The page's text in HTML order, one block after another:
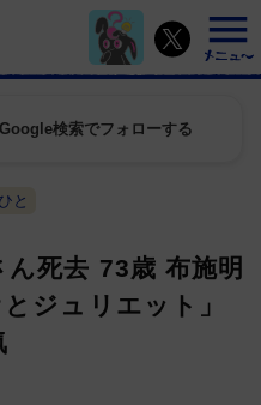
検索でフォローする
ひと
死去 73歳 布施明
ジュリエット」